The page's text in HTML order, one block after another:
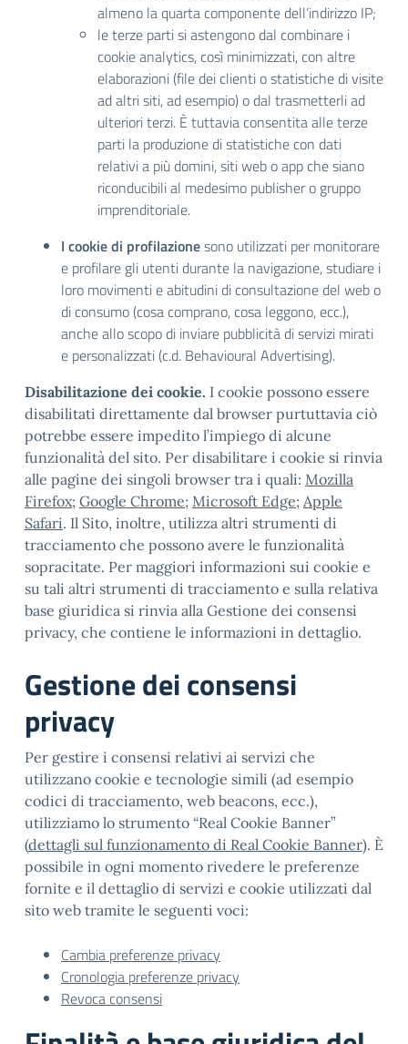
almeno la quarta componente dell’indirizzo IP;
le terze parti si astengono dal combinare i
cookie analytics, così minimizzati, con altre
elaborazioni (file dei clienti o statistiche di visite
ad altri siti, ad esempio) o dal trasmetterli ad
ulteriori terzi. È tuttavia consentita alle terze
parti la produzione di statistiche con dati
relativi a più domini, siti web o app che siano
riconducibili al medesimo publisher o gruppo
imprenditoriale.
I cookie di profilazionesono utilizzati per monitorare
e profilare gli utenti durante la navigazione, studiare i
loro movimenti e abitudini di consultazione del web o
di consumo (cosa comprano, cosa leggono, ecc.),
anche allo scopo di inviare pubblicità di servizi mirati
e personalizzati (c.d. Behavioural Advertising).
Disabilitazione dei cookie. I cookie possono essere
disabilitati direttamente dal browser purtuttavia ciò
potrebbe essere impedito l’impiego di alcune
funzionalità del sito. Per disabilitare i cookie si rinvia
alle pagine dei singoli browser tra i quali: Mozilla
Firefox; Google Chrome; Microsoft Edge; Apple
Safari. Il Sito, inoltre, utilizza altri strumenti di
tracciamento che possono avere le funzionalità
sopracitate. Per maggiori informazioni sui cookie e
su tali altri strumenti di tracciamento e sulla relativa
base giuridica si rinvia alla Gestione dei consensi
privacy, che contiene le informazioni in dettaglio.
Gestione dei consensi
privacy
Per gestire i consensi relativi ai servizi che
utilizzano cookie e tecnologie simili (ad esempio
codici di tracciamento, web beacons, ecc.),
utilizziamo lo strumento “Real Cookie Banner”
(dettagli sul funzionamento di Real Cookie Banner). È
possibile in ogni momento rivedere le preferenze
fornite e il dettaglio di servizi e cookie utilizzati dal
sito web tramite le seguenti voci:
Cambia preferenze privacy
Cronologia preferenze privacy
Revoca consensi